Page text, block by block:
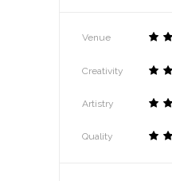
Venue
Creativity
Artistry
Quality